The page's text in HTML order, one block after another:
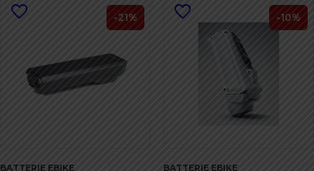
-21%
BATTERIE EBIKE
-10%
BATTERIE EBIKE